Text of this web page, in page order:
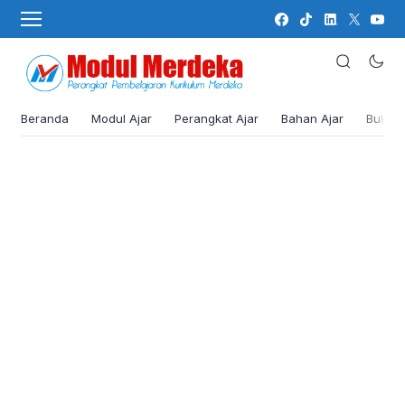
Beranda Modul Ajar Perangkat Ajar Bahan Ajar Buku